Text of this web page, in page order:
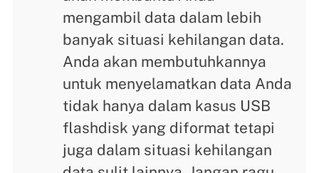
mengambil data dalam lebih
banyak situasi kehilangan data.
Anda akan membutuhkannya
untuk menyelamatkan data Anda
tidak hanya dalam kasus USB
flashdisk yang diformat tetapi
juga dalam situasi kehilangan